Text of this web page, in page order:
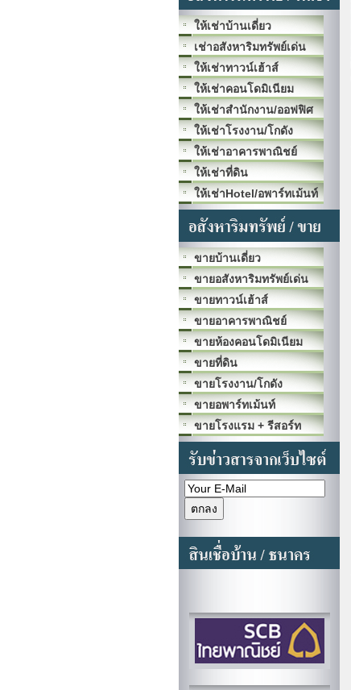
ให้เช่าบ้านเดี่ยว
เช่าอสังหาริมทรัพย์เด่น
ให้เช่าทาวน์เฮ้าส์
ให้เช่าคอนโดมิเนียม
ให้เช่าสำนักงาน/ออฟฟิศ
ให้เช่าโรงงาน/โกดัง
ให้เช่าอาคารพาณิชย์
ให้เช่าที่ดิน
ให้เช่าHotel/อพาร์ทเม้นท์
ขายบ้านเดี่ยว
ขายอสังหาริมทรัพย์เด่น
ขายทาวน์เฮ้าส์
ขายอาคารพาณิชย์
ขายห้องคอนโดมิเนียม
ขายที่ดิน
ขายโรงงาน/โกดัง
ขายอพาร์ทเม้นท์
ขายโรงแรม + รีสอร์ท